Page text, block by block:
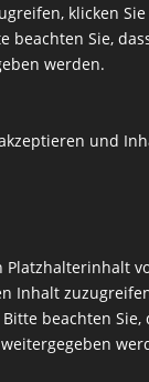
klicken
beachten Sie,
werden.
und
Platzhalterinhalt
Inhalt
beachten Sie,